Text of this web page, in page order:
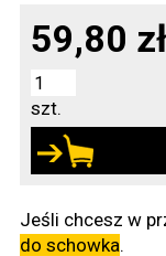
59,80 zł
szt.
Jeśli chcesz w
do schowka.